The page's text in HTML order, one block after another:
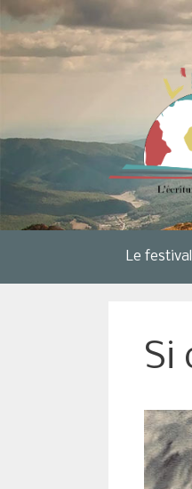
Aller
au
contenu
Le festival
Si